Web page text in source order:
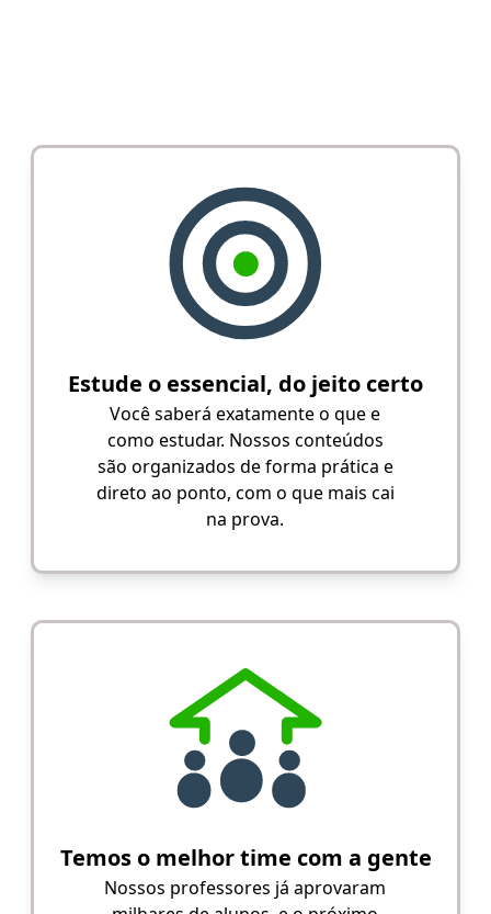
Estude o essencial, do jeito certo
Você saberá exatamente o que e
como estudar. Nossos conteúdos
são organizados de forma prática e
direto ao ponto, com o que mais cai
na prova.
Temos o melhor time com a gente
Nossos professores já aprovaram